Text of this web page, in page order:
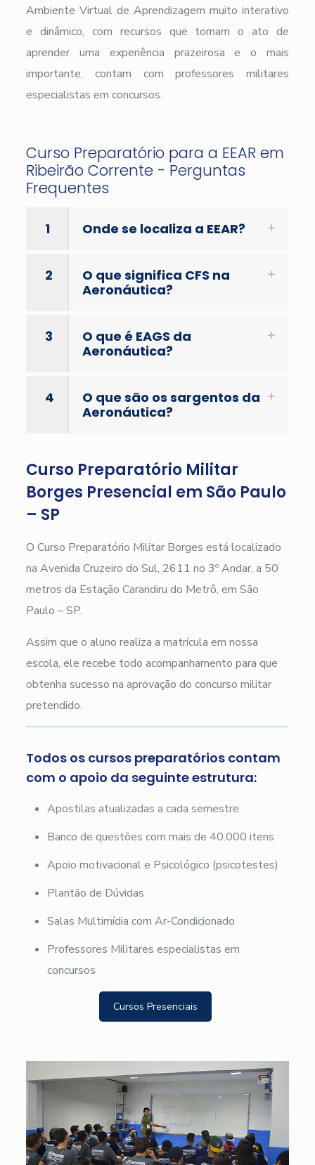
Ambiente Virtual de Aprendizagem muito interativo
e dinâmico, com recursos que tornam o ato de
aprender uma experiência prazeirosa e o mais
importante, contam com professores militares
especialistas em concursos.
Curso Preparatório para a EEAR em
Ribeirão Corrente - Perguntas
Frequentes
1 Onde se localiza a EEAR?
2
O que significa CFS na
Aeronáutica?
3
O que é EAGS da
Aeronáutica?
4
O que são os sargentos da
Aeronáutica?
Curso Preparatório Militar
Borges Presencial em São Paulo
– SP
O Curso Preparatório Militar Borges está localizado
na Avenida Cruzeiro do Sul, 2611 no 3º Andar, a 50
metros da Estação Carandiru do Metrô, em São
Paulo – SP.
Assim que o aluno realiza a matrícula em nossa
escola, ele recebe todo acompanhamento para que
obtenha sucesso na aprovação do concurso militar
pretendido.
Todos os cursos preparatórios contam
com o apoio da seguinte estrutura:
Apostilas atualizadas a cada semestre
Banco de questões com mais de 40.000 itens
Apoio motivacional e Psicológico (psicotestes)
Plantão de Dúvidas
Salas Multimídia com Ar-Condicionado
Professores Militares especialistas em
concursos
Cursos Presenciais